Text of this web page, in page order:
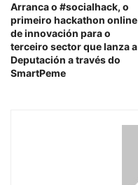
Arranca o #socialhack, o
primeiro hackathon online
de innovación para o
terceiro sector que lanza a
Deputación a través do
SmartPeme